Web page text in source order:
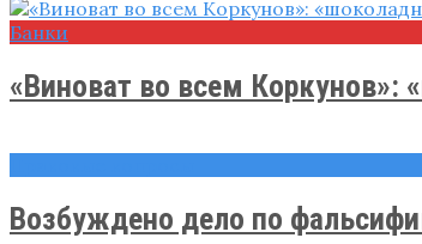
Банки
«Виноват во всем
Возбуждено дело по